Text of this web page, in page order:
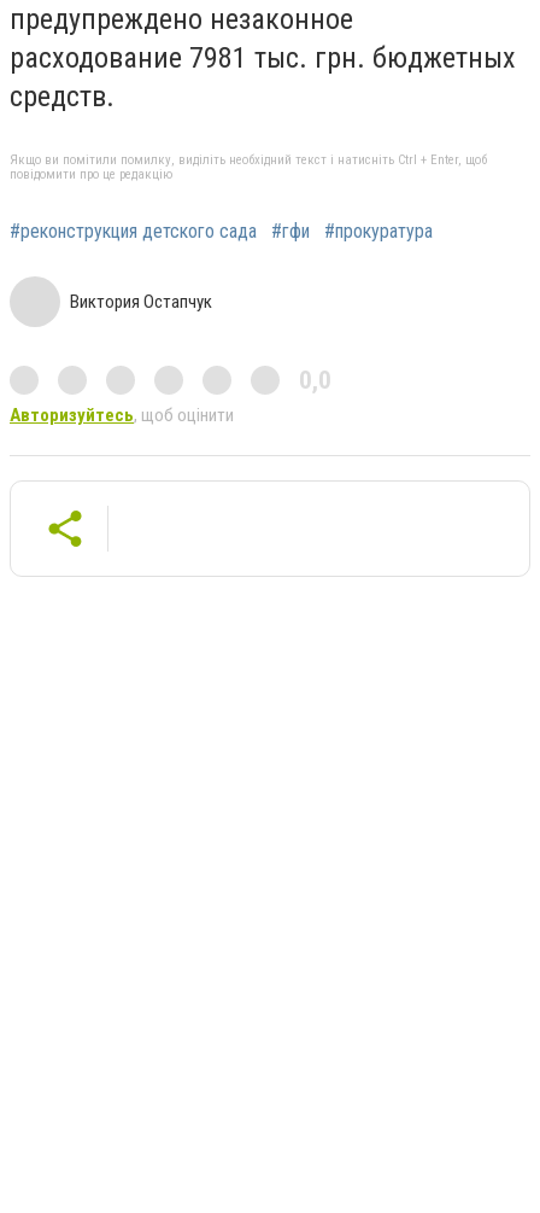
предупреждено незаконное
расходование 7981 тыс. грн. бюджетных
средств.
Якщо ви помітили помилку, виділіть необхідний текст і натисніть Ctrl + Enter, щоб
повідомити про це редакцію
#реконструкция детского сада #гфи #прокуратура
Виктория Остапчук
0,0
Авторизуйтесь, щоб оцінити